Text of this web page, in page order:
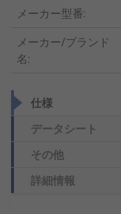
メーカー型番:
メーカー/ブランド
名:
仕様
データシート
その他
詳細情報